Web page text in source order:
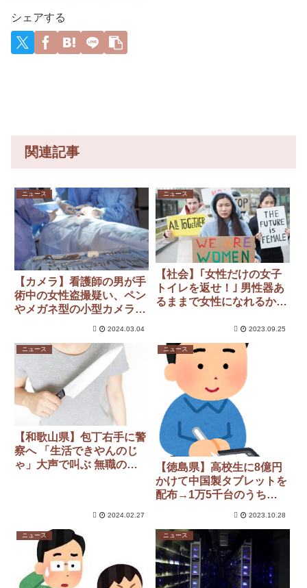
取りに行
って」
シェアする
関連記事
ニュース
【カメラ】看護師の男が手
術中の女性盗撮疑い、ペン
やメガネ型の小型カメラを
2024.03.04
ニュース
【社会】｢女性だけの女子
トイレを返せ！｣ 男性器あ
るままで女性になれるかも
2023.09.25
ニュース
【和歌山県】包丁右手に警
察へ 「生活できやんのじ
ゃ」大声で叫ぶ 無職の女
2024.02.27
ニュース
【徳島県】高校生に8億円
かけて中国製タブレットを
配布→1万5千台のうち
長謝罪 1人1台「戻せるめ
どない」
2023.10.28
ニュース ニュース